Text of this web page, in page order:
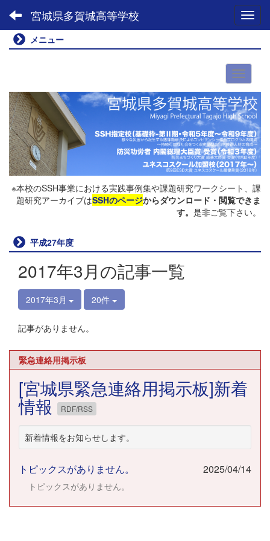
宮城県多賀城高等学校
メニュー
※本校のSSH事業における実践事例集や課題研究ワークシート、課
題研究アーカイブはSSHのページからダウンロード・閲覧できま
す。 是非ご覧下さい。
平成27年度
2017年3月の記事一覧
2017年3月 20件
記事がありません。
緊急連絡用掲示板
[宮城県緊急連絡用掲示板]新着
情報 RDF/RSS
新着情報をお知らせします。
トピックスがありません。 2025/04/14
トピックスがありません。